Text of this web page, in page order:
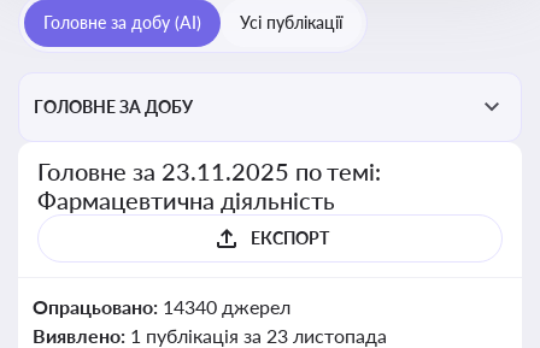
Головне за добу (AI) Усі публікації
ГОЛОВНЕ ЗА ДОБУ
Головне за 23.11.2025 по темі:
Фармацевтична діяльність
ЕКСПОРТ
Опрацьовано: 14340 джерел
Виявлено: 1 публікація за 23 листопада